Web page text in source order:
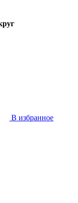
В избранное